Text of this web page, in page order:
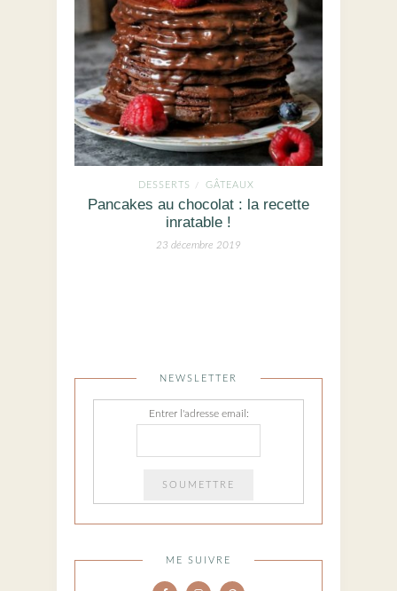
DESSERTS / GÂTEAUX
Pancakes au chocolat : la recette
inratable !
23 décembre 2019
NEWSLETTER
Entrer l'adresse email:
ME SUIVRE